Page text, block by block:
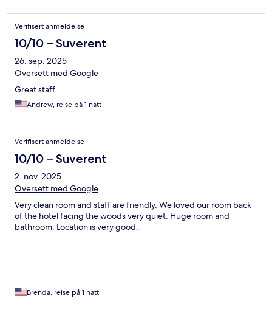
Verifisert anmeldelse
10/10 – Suverent
26. sep. 2025
Oversett med Google
Great staff.
Andrew, reise på 1 natt
Verifisert anmeldelse
10/10 – Suverent
2. nov. 2025
Oversett med Google
Very clean room and staff are friendly. We loved our room back
of the hotel facing the woods very quiet. Huge room and
bathroom. Location is very good.
Brenda, reise på 1 natt